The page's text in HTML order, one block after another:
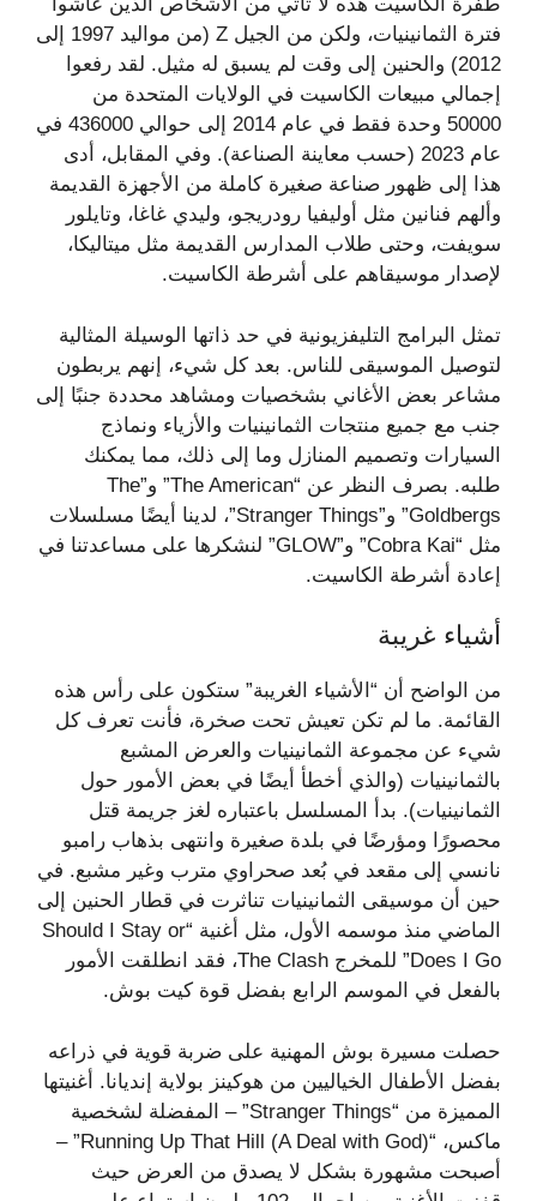
فترة الثمانينيات، ولكن من الجيل Z (من مواليد 1997 إلى
2012) والحنين إلى وقت لم يسبق له مثيل. لقد رفعوا
إجمالي مبيعات الكاسيت في الولايات المتحدة من
50000 وحدة فقط في عام 2014 إلى حوالي 436000 في
عام 2023 (حسب معاينة الصناعة). وفي المقابل، أدى
هذا إلى ظهور صناعة صغيرة كاملة من الأجهزة القديمة
وألهم فنانين مثل أوليفيا رودريجو، وليدي غاغا، وتايلور
سويفت، وحتى طلاب المدارس القديمة مثل ميتاليكا،
لإصدار موسيقاهم على أشرطة الكاسيت.
تمثل البرامج التليفزيونية في حد ذاتها الوسيلة المثالية
لتوصيل الموسيقى للناس. بعد كل شيء، إنهم يربطون
مشاعر بعض الأغاني بشخصيات ومشاهد محددة جنبًا إلى
جنب مع جميع منتجات الثمانينيات والأزياء ونماذج
السيارات وتصميم المنازل وما إلى ذلك، مما يمكنك
طلبه. بصرف النظر عن “The American” و”The
Goldbergs” و”Stranger Things”، لدينا أيضًا مسلسلات
مثل “Cobra Kai” و”GLOW” لنشكرها على مساعدتنا في
إعادة أشرطة الكاسيت.
أشياء غريبة
من الواضح أن “الأشياء الغريبة” ستكون على رأس هذه
القائمة. ما لم تكن تعيش تحت صخرة، فأنت تعرف كل
شيء عن مجموعة الثمانينيات والعرض المشبع
بالثمانينيات (والذي أخطأ أيضًا في بعض الأمور حول
الثمانينيات). بدأ المسلسل باعتباره لغز جريمة قتل
محصورًا ومؤرضًا في بلدة صغيرة وانتهى بذهاب رامبو
نانسي إلى مقعد في بُعد صحراوي مترب وغير مشبع. في
حين أن موسيقى الثمانينيات تناثرت في قطار الحنين إلى
الماضي منذ موسمه الأول، مثل أغنية “Should I Stay or
Does I Go” للمخرج The Clash، فقد انطلقت الأمور
بالفعل في الموسم الرابع بفضل قوة كيت بوش.
حصلت مسيرة بوش المهنية على ضربة قوية في ذراعه
بفضل الأطفال الخياليين من هوكينز بولاية إنديانا. أغنيتها
المميزة من “Stranger Things” – المفضلة لشخصية
ماكس، “Running Up That Hill (A Deal with God)” –
أصبحت مشهورة بشكل لا يصدق من العرض حيث